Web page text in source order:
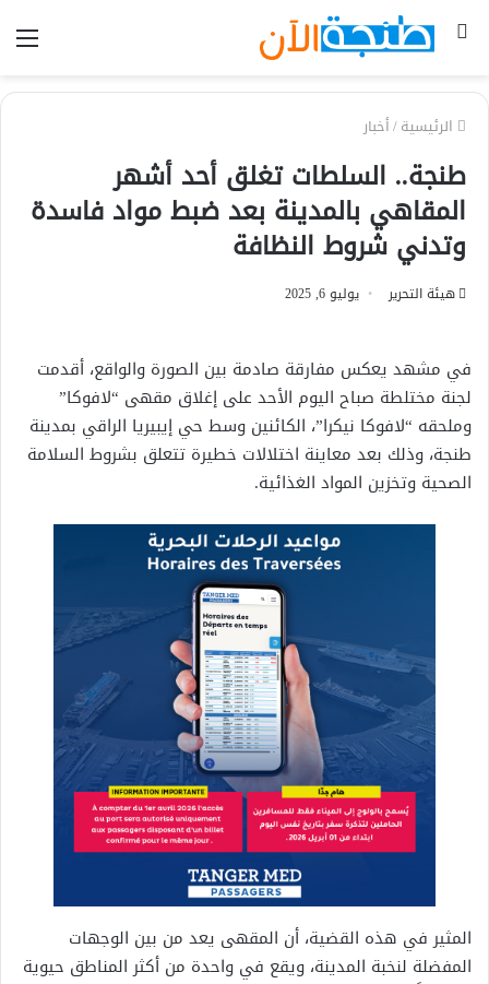
بحث
الرئيسية/أخبار
طنجة.. السلطات تغلق أحد أشهر
المقاهي بالمدينة بعد ضبط مواد فاسدة
وتدني شروط النظافة
هيئة التحرير يوليو 6, 2025
في مشهد يعكس مفارقة صادمة بين الصورة والواقع، أقدمت
لجنة مختلطة صباح اليوم الأحد على إغلاق مقهى “لافوكا”
وملحقه “لافوكا نيكرا”، الكائنين وسط حي إيبيريا الراقي بمدينة
طنجة، وذلك بعد معاينة اختلالات خطيرة تتعلق بشروط السلامة
الصحية وتخزين المواد الغذائية.
المثير في هذه القضية، أن المقهى يعد من بين الوجهات
المفضلة لنخبة المدينة، ويقع في واحدة من أكثر المناطق حيوية